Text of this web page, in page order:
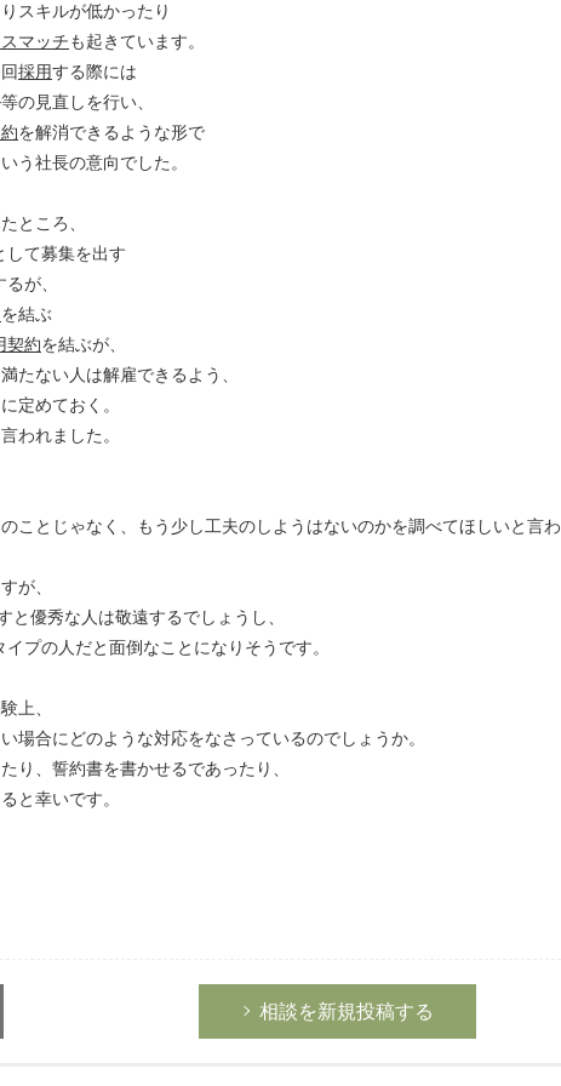
スキルが低かったり
スマッチも起きています。
採用する際には
の見直しを行い、
を解消できるような形で
う社長の意向でした。
ところ、
して募集を出す
が、
を結ぶ
契約を結ぶが、
たない人は解雇できるよう、
定めておく。
われました。
ことじゃなく、もう少し工夫のしようはないのかを調べてほしいと言わ
が、
と優秀な人は敬遠するでしょうし、
プの人だと面倒なことになりそうです。
上、
場合にどのような対応をなさっているのでしょうか。
り、誓約書を書かせるであったり、
と幸いです。
相談を新規投稿する